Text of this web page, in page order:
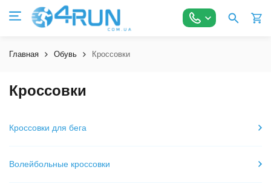
Главная Обувь Кроссовки
Кроссовки
Кроссовки для бега
Волейбольные кроссовки